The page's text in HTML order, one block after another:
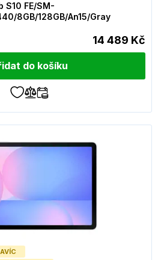
S10 FE/SM-
8GB/128GB/An15/Gray
14 489 Kč
do košíku